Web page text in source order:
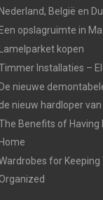
Nederland, België en
Een opslagruimte in
Lamelparket kopen
Installaties –
De nieuwe
de nieuw hardloper
Benefits of Having
Home
for Keeping